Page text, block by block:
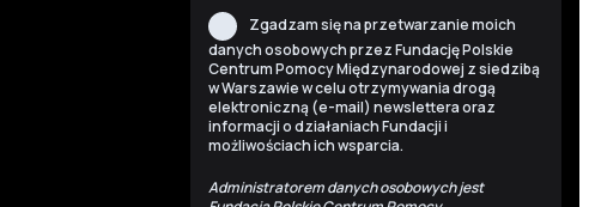
Zgadzam się na przetwarzanie moich
danych osobowych przez Fundację Polskie
Centrum Pomocy Międzynarodowej z siedzibą
w Warszawie w celu otrzymywania drogą
elektroniczną (e-mail) newslettera oraz
informacji o działaniach Fundacji i
możliwościach ich wsparcia.
Administratorem danych osobowych jest